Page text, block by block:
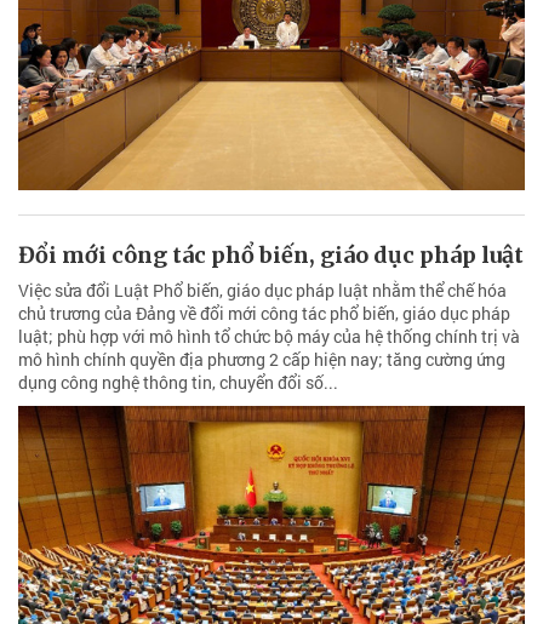
Đổi mới công tác phổ biến, giáo dục pháp luật
Việc sửa đổi Luật Phổ biến, giáo dục pháp luật nhằm thể chế hóa
chủ trương của Đảng về đổi mới công tác phổ biến, giáo dục pháp
luật; phù hợp với mô hình tổ chức bộ máy của hệ thống chính trị và
mô hình chính quyền địa phương 2 cấp hiện nay; tăng cường ứng
dụng công nghệ thông tin, chuyển đổi số...